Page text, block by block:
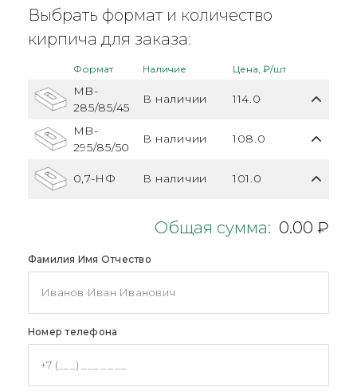
Выбрать формат и количество
кирпича для заказа:
Формат Наличие Цена, ₽/шт
MB-
285/85/45
В наличии 114.0
MB-
295/85/50
В наличии 108.0
0,7-НФ В наличии 101.0
Общая сумма: 0.00 ₽
Фамилия Имя Отчество
Номер телефона